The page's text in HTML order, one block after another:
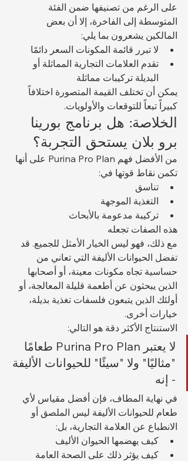
على الرغم من تصنيفها ضمن الفئة
المتوسطة إلى الفاخرة، إلا أن بعض
المالكين يشعرون بما يلي:
لا تبرر قائمة المكونات السعر دائمًا
تقدم العلامات التجارية المماثلة أو
البديلة تركيبات مماثلة
يمكن أن تختلف القيمة المتصورة اختلافاً
كبيراً تبعاً للتوقعات والأولويات.
الخلاصة: هل برنامج بورينا
برو بلان يستحق التجربة؟
من الأفضل فهم Purina Pro Plan على أنها
تكمن نقاط قوتها في:
تناسق
التغذية الموجهة
تركيبة مدعومة بالأبحاث
هذه الصفات تجعله
مع ذلك، فهو ليس الخيار الأمثل للجميع. قد
تفضل الحيوانات الأليفة التي تعاني من
حساسية تجاه مكونات معينة، أو أصحابها
الذين يبحثون عن أطعمة قليلة المعالجة، أو
أولئك الذين يتبعون فلسفات تغذية بديلة،
خيارات أخرى.
الاستنتاج الأكثر دقة هو التالي:
لا يعتبر Purina Pro Plan طعامًا
"مثاليًا" ولا "سيئًا" للحيوانات الأليفة
- إنه
في نهاية المطاف، فإن أفضل مقياس لأي
طعام للحيوانات الأليفة ليس الملصق أو
الانطباع عن العلامة التجارية، بل:
كيف يهضمها الحيوان الأليف
كيف يؤثر ذلك على الصحة العامة